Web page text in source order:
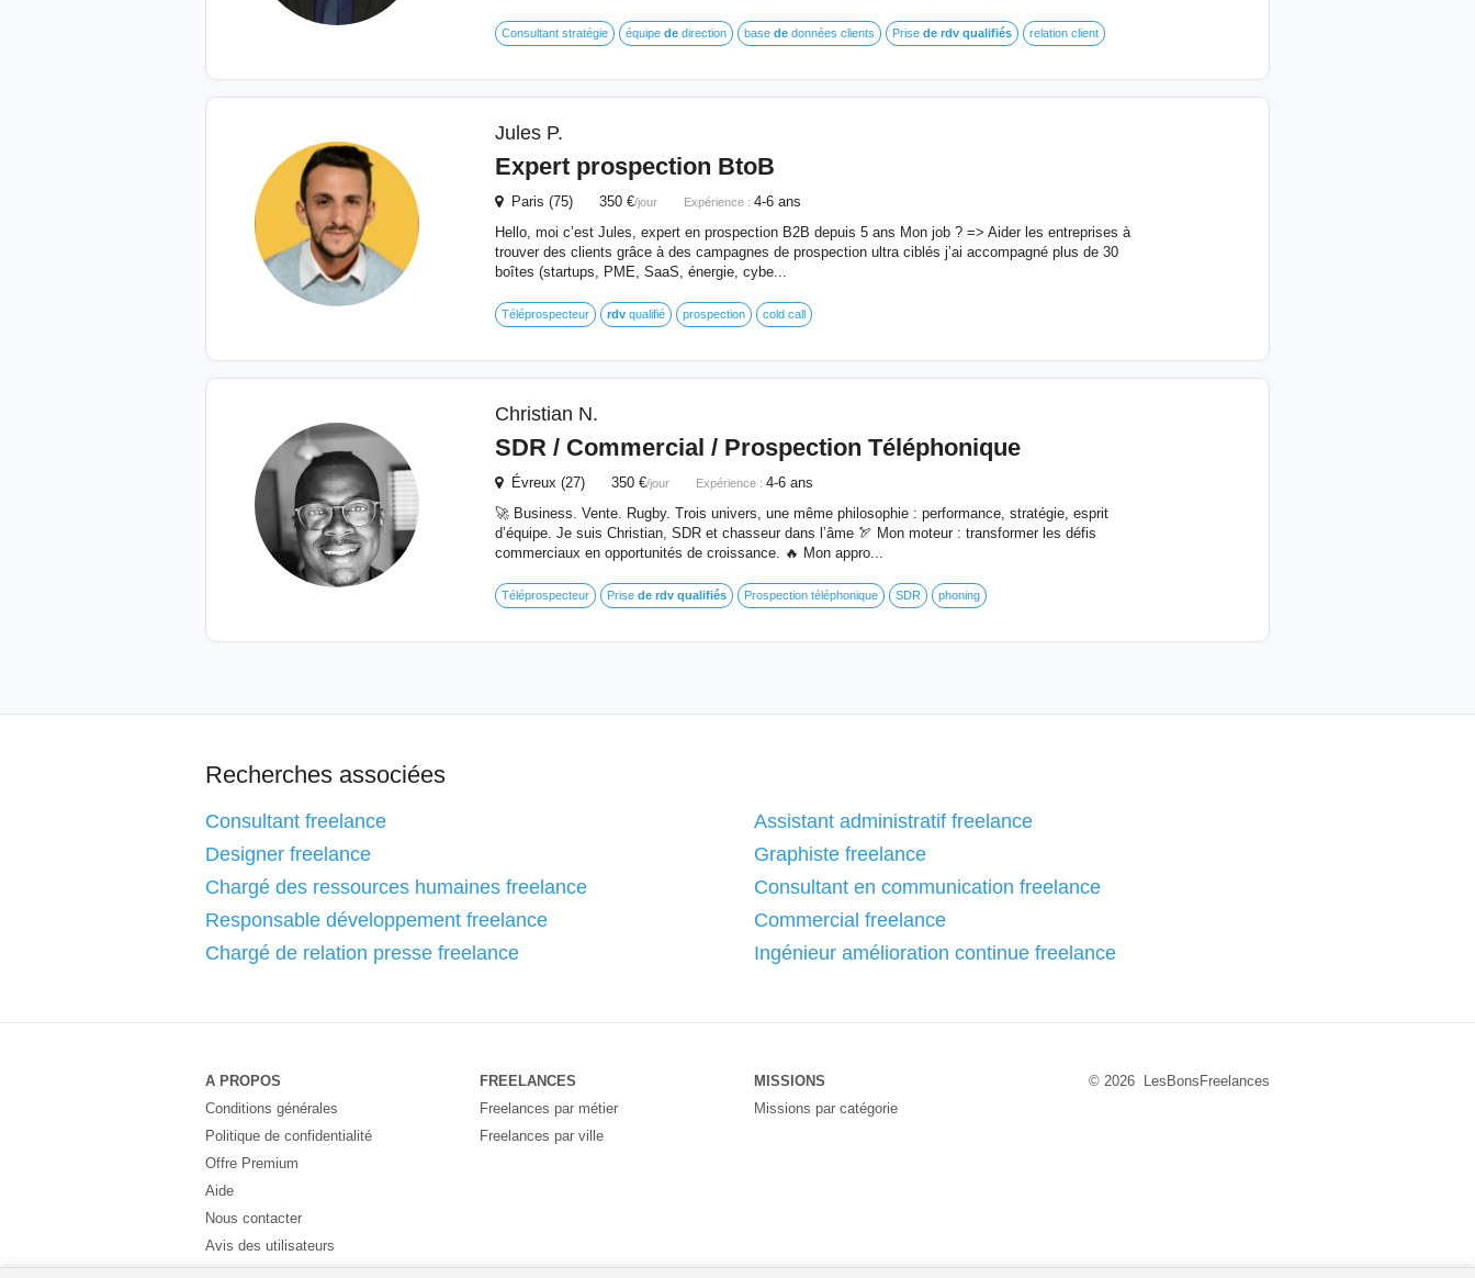
Consultant stratégie équipe dedirection base dedonnées clients Prise de rdv qualifiés relation client
Jules P.
Expert prospection BtoB
Paris (75) 350 €/jour Expérience : 4-6 ans
Hello, moi c’est Jules, expert en prospection B2B depuis 5 ans Mon job ? => Aider les entreprises à
trouver des clients grâce à des campagnes de prospection ultra ciblés j’ai accompagné plus de 30
boîtes (startups, PME, SaaS, énergie, cybe...
Téléprospecteur rdvqualifié prospection cold call
Christian N.
SDR / Commercial / Prospection Téléphonique
Évreux (27) 350 €/jour Expérience : 4-6 ans
🚀 Business. Vente. Rugby. Trois univers, une même philosophie : performance, stratégie, esprit
d’équipe. Je suis Christian, SDR et chasseur dans l’âme 🏹 Mon moteur : transformer les défis
commerciaux en opportunités de croissance. 🔥 Mon appro...
Téléprospecteur Prise de rdv qualifiés Prospection téléphonique SDR phoning
Recherches associées
Consultant freelance
Assistant administratif freelance
Designer freelance
Graphiste freelance
Chargé des ressources humaines freelance
Consultant en communication freelance
Responsable développement freelance
Commercial freelance
Chargé de relation presse freelance
Ingénieur amélioration continue freelance
A PROPOS
Conditions générales
Politique de confidentialité
Offre Premium
Aide
Nous contacter
Avis des utilisateurs
Partenaires
FREELANCES
Freelances par métier
Freelances par ville
MISSIONS
Missions par catégorie
© 2026 LesBonsFreelances